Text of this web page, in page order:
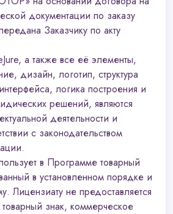
документации по заказу
Заказчику по акту
а также все её элементы,
дизайн, логотип, структура
логика построения и
решений, являются
деятельности и
с законодательством
в Программе товарный
в установленном порядке и
Лицензиату не предоставляется
товарный знак, коммерческое